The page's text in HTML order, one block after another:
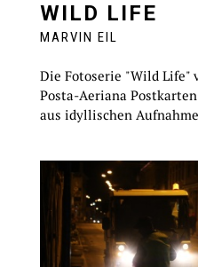
WILD LIFE
MARVIN EIL
Die Fotoserie "Wild Life"
Posta-Aeriana
aus idyllischen